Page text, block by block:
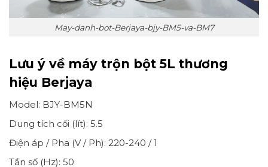
May-danh-bot-Berjaya-bjy-BM5-va-BM7
Lưu ý về máy trộn bột 5L thương
hiệu Berjaya
Model: BJY-BM5N
Dung tích cối (lít): 5.5
Điện áp / Pha (V / Ph): 220-240 / 1
Tần số (Hz): 50